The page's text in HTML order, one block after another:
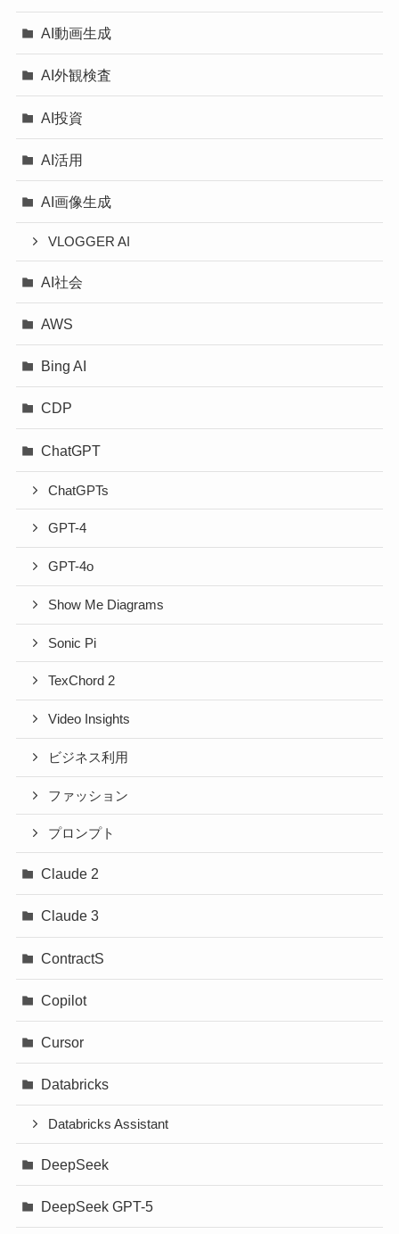
AI動画生成
AI外観検査
AI投資
AI活用
AI画像生成
VLOGGER AI
AI社会
AWS
Bing AI
CDP
ChatGPT
ChatGPTs
GPT-4
GPT-4o
Show Me Diagrams
Sonic Pi
TexChord 2
Video Insights
ビジネス利用
ファッション
プロンプト
Claude 2
Claude 3
ContractS
Copilot
Cursor
Databricks
Databricks Assistant
DeepSeek
DeepSeek GPT-5